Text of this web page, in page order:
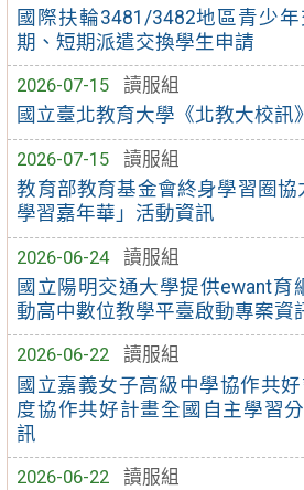
國際扶輪3481/3482地區青少
期、短期派遣交換學生申請
2026-07-15
讀服組
國立臺北教育大學《北教大校訊
2026-07-15
讀服組
教育部教育基金會終身學習圈
學習嘉年華」活動資訊
2026-06-24
讀服組
國立陽明交通大學提供ewant育
動高中數位教學平臺啟動專案資
2026-06-22
讀服組
國立嘉義女子高級中學協作共
度協作共好計畫全國自主學習
訊
2026-06-22
讀服組